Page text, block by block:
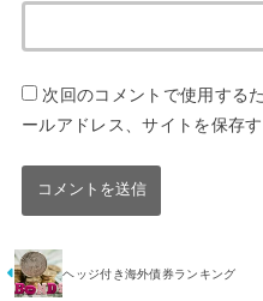
次回のコメントで使用する
ールアドレス、サイトを保存す
ヘッジ付き海外債券ランキング